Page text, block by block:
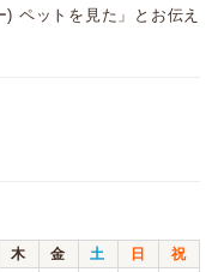
ペットを見た」とお伝え
木 金 土 日
祝